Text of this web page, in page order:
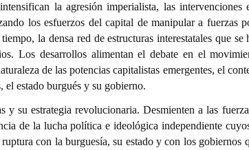
la agresión imperialista, las intervenciones
los esfuerzos del capital de manipular a fuerzas
la densa red de estructuras interestatales que
Los desarrollos alimentan el debate en el
de las potencias capitalistas emergentes, el
el estado burgués y su gobierno.
su estrategia revolucionaria. Desmienten a las
de la lucha política e ideológica independiente
con la burguesía, su estado y con los gobiernos